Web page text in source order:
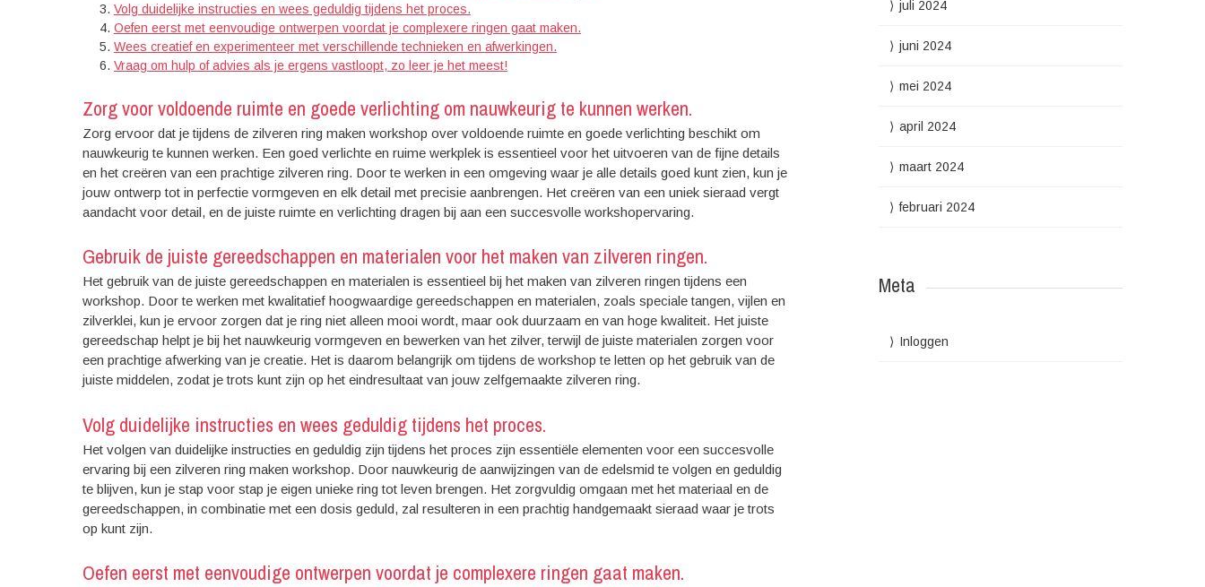
Volg duidelijke instructies en wees geduldig tijdens het proces.
Oefen eerst met eenvoudige ontwerpen voordat je complexere ringen gaat maken.
Wees creatief en experimenteer met verschillende technieken en afwerkingen.
Vraag om hulp of advies als je ergens vastloopt, zo leer je het meest!
Zorg voor voldoende ruimte en goede verlichting om nauwkeurig te kunnen werken.
Zorg ervoor dat je tijdens de zilveren ring maken workshop over voldoende ruimte en goede verlichting beschikt om
nauwkeurig te kunnen werken. Een goed verlichte en ruime werkplek is essentieel voor het uitvoeren van de fijne details
en het creëren van een prachtige zilveren ring. Door te werken in een omgeving waar je alle details goed kunt zien, kun je
jouw ontwerp tot in perfectie vormgeven en elk detail met precisie aanbrengen. Het creëren van een uniek sieraad vergt
aandacht voor detail, en de juiste ruimte en verlichting dragen bij aan een succesvolle workshopervaring.
Gebruik de juiste gereedschappen en materialen voor het maken van zilveren ringen.
Het gebruik van de juiste gereedschappen en materialen is essentieel bij het maken van zilveren ringen tijdens een
workshop. Door te werken met kwalitatief hoogwaardige gereedschappen en materialen, zoals speciale tangen, vijlen en
zilverklei, kun je ervoor zorgen dat je ring niet alleen mooi wordt, maar ook duurzaam en van hoge kwaliteit. Het juiste
gereedschap helpt je bij het nauwkeurig vormgeven en bewerken van het zilver, terwijl de juiste materialen zorgen voor
een prachtige afwerking van je creatie. Het is daarom belangrijk om tijdens de workshop te letten op het gebruik van de
juiste middelen, zodat je trots kunt zijn op het eindresultaat van jouw zelfgemaakte zilveren ring.
Volg duidelijke instructies en wees geduldig tijdens het proces.
Het volgen van duidelijke instructies en geduldig zijn tijdens het proces zijn essentiële elementen voor een succesvolle
ervaring bij een zilveren ring maken workshop. Door nauwkeurig de aanwijzingen van de edelsmid te volgen en geduldig
te blijven, kun je stap voor stap je eigen unieke ring tot leven brengen. Het zorgvuldig omgaan met het materiaal en de
gereedschappen, in combinatie met een dosis geduld, zal resulteren in een prachtig handgemaakt sieraad waar je trots
op kunt zijn.
Oefen eerst met eenvoudige ontwerpen voordat je complexere ringen gaat maken.
juli 2024
juni 2024
mei 2024
april 2024
maart 2024
februari 2024
Meta
Inloggen